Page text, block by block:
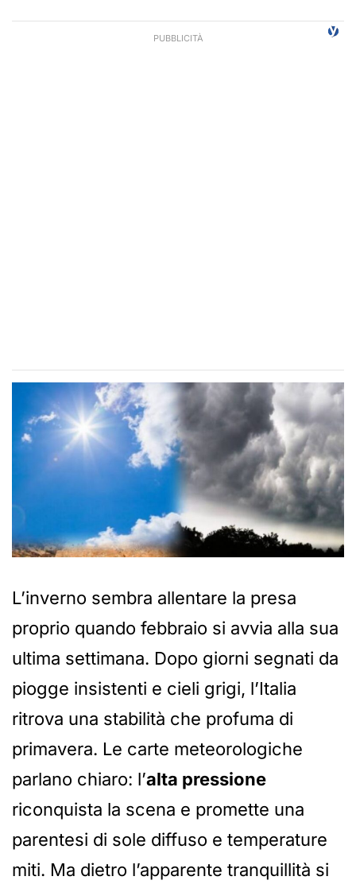
L’inverno sembra allentare la presa
proprio quando febbraio si avvia alla sua
ultima settimana. Dopo giorni segnati da
piogge insistenti e cieli grigi, l’Italia
ritrova una stabilità che profuma di
primavera. Le carte meteorologiche
parlano chiaro: l’alta pressione
riconquista la scena e promette una
parentesi di sole diffuso e temperature
miti. Ma dietro l’apparente tranquillità si